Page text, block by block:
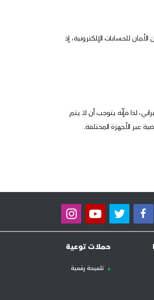
للحسابات الإلكترونية، إذ
لذا فإنّه يتوجب أن لا يتم
عبر الأجهزة المختلفة.
حملات توعية
تلميحة رقمية